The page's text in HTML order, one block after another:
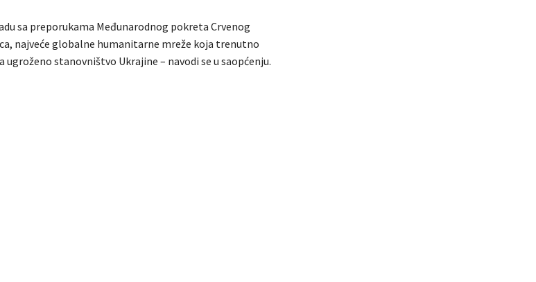
sa preporukama Međunarodnog pokreta Crvenog
najveće globalne humanitarne mreže koja trenutno
stanovništvo Ukrajine – navodi se u saopćenju.